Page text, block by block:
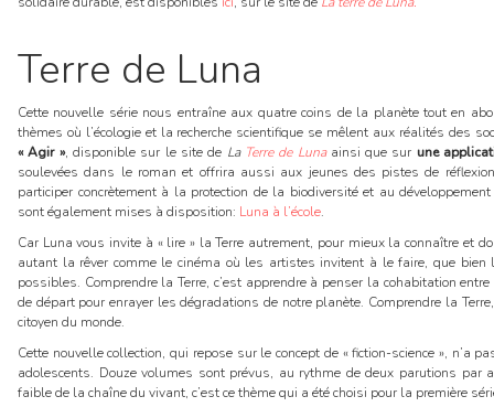
Terre de Luna
Cette nouvelle série nous entraîne aux quatre coins de la planète tout en
thèmes où l’écologie et la recherche scientifique se mêlent aux réalités des
« Agir », disponible sur le site de La Terre de Lunaainsi que sur une
soulevées dans le roman et offrira aussi aux jeunes des pistes de
participer concrètement à la protection de la biodiversité et au
sont également mises à disposition: Luna à l’école.
Car Luna vous invite à « lire » la Terre autrement, pour mieux la connaître et
autant la rêver comme le cinéma où les artistes invitent à le faire, que
possibles. Comprendre la Terre, c’est apprendre à penser la cohabitation
de départ pour enrayer les dégradations de notre planète. Comprendre la
citoyen du monde.
Cette nouvelle collection, qui repose sur le concept de « fiction-science », n’a
adolescents. Douze volumes sont prévus, au rythme de deux parutions
faible de la chaîne du vivant, c’est ce thème qui a été choisi pour la première